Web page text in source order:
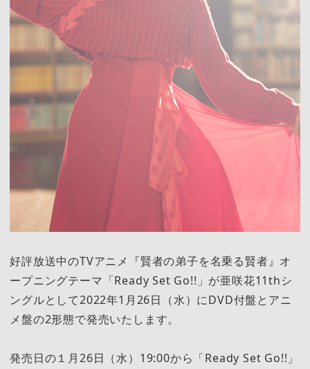
好評放送中のTVアニメ『賢者の弟子を名乗る賢者』オ
ープニングテーマ「Ready Set Go!!」が亜咲花11thシ
ングルとして2022年1月26日（水）にDVD付盤とアニ
メ盤の2形態で発売いたします。
発売日の１月26日（水）19:00から「Ready Set Go!!」